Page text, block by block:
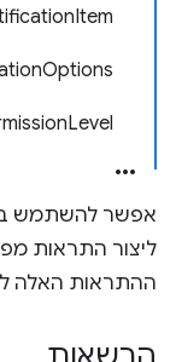
אפשר להשתמש
ליצור התראות
ההתראות האלה